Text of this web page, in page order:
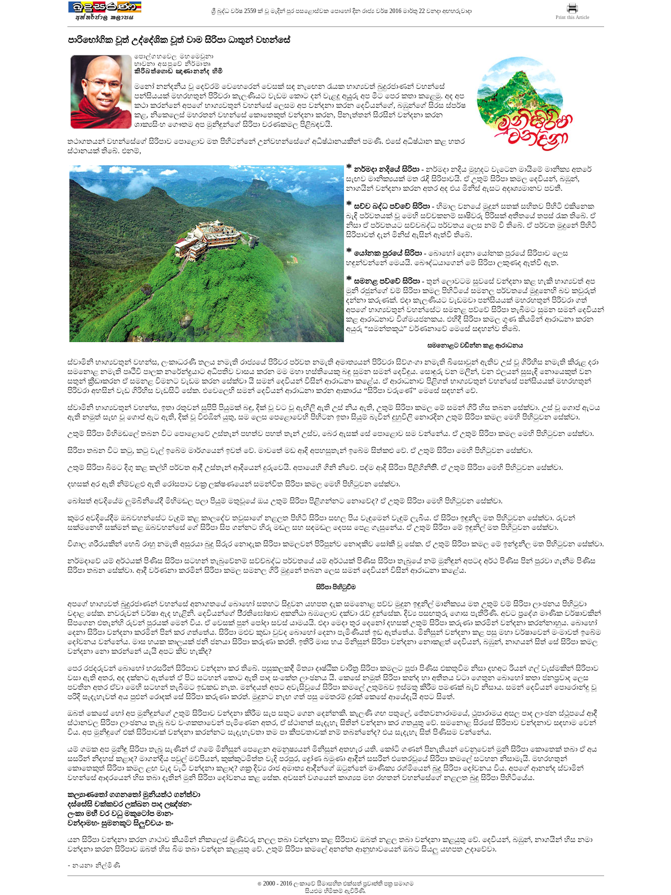
ශ්‍රී බුද්ධ වර්ෂ 2559 ක් වූ මැදින් පුර පසළොස්වක පොහෝ දින රාජ්‍ය වර්ෂ 2016 මාර්තු 22 වනදා අඟහරුවාදා
Print this Article
පාරිභෝගික වූත් උද්දේශික වූත් වාම සිරිපා ධාතුන් වහන්සේ
පොල්ගහවෙල මහමෙවුනා
භාවනා අසපුවේ නිර්මාතෘ
කිරිබත්ගොඩ ඤාණානන්ද හිමි
මනෝ නන්දනීය වූ දෙව්රම් වෙහෙරෙන් වෙසක් සඳ නැඟෙන රැයක භාග්‍යවත් බුදුරජාණන් වහන්සේ
පන්සියයක් මහරහතුන් පිරිවරා කැලණියට වැඩම කොට දන් වැළදූ අයුූරු අප මීට පෙර කතා කළෙමු. අද අප
කථා කරන්නේ අපගේ භාග්‍යවතුන් වහන්සේ ලෙසම අප වන්දනා කරන දෙවියන්ගේ, බඹුන්ගේ සිරස ස්පර්ෂ
කළ, නිකෙලෙස් මහරතන් වහන්සේ කොතෙකුත් වන්දනා කරන, පිනැත්තන් සිරසින් වන්දනා කරන
ශාක්‍යසිංහ ගෞතම අප මුනිඳුන්ගේ සිරිපා චරණකමල පිළිබඳවයි.
තථාගතයන් වහන්සේගේ සිරිපාව පොළොව මත පිහිටන්නේ උන්වහන්සේගේ අධිෂ්ඨානයකින් පමණි. එසේ අධිෂ්ඨාන කළ හතර
ස්ථානයක් තිබේ. එනම්,
* නර්මදා නදියේ සිරිපා -නර්මදා නදිය මුහුදට වැටෙන මායිමේ මානික්‍ය අතරේ
සැඟව මානික්‍යයක් මත රැඳි සිරිපාවයි. ඒ උතුම් සිරිපා කමල දෙවියන්, බඹුන්,
නාගයින් වන්දනා කරන අතර අද එය මිනිස් ඇසට අදෘශ්‍යමානව පවතී.
* සච්ච බද්ධ පව්වේ සිරිපා -හිමාල වනයේ මුදුන් සතක් සහිතව පිහිටි එකිනෙක
බැඳි පර්වතයක් වූ මෙහි සච්චකනම් සෘෂිවරු පිරිසක් අතීතයේ තපස් රැක තිබේ. ඒ
නිසා ඒ පර්වතයට සච්චබද්ධ පර්වතය ලෙස නම් වී තිබේ. ඒ පර්වත මුදුනේ පිහිටි
සිරිපාවත් දැන් මිනිස් ඇසින් ඈත්වී තිබේ.
* යෝනක පුරයේ සිරිපා -බොහෝ දෙනා යෝනක පුරයේ සිරිපාව ලෙස
හඳුන්වන්නේ මෙයයි. බෞද්ධයාගෙන් මේ සිරිපා ලකුණද ඈත්වී ඇත.
* සමනළ පව්වේ සිරිපා -තුන් ලොවටම සුවසේ වන්දනා කළ හැකි භාග්‍යවත් අප
මුනි රජුන්ගේ වම් සිරිපා කමල පිහිටියේ සමනල පර්වතයේ මුදුනෙහි බව කවුරුත්
දන්නා කරුණක්. එදා කැලණියට වැඩමවා පන්සියයක් මහරහතුන් පිරිවරා ගත්
අපගේ භාග්‍යවතුන් වහන්සේට සමනළ පව්වේ සිරිපා තැබීමට සුමන සමන් දෙවියන්
කළ ආරාධනාව විශ්මයජනකය. එහිදී සිරිපා කමල ගුණ කියමින් ආරාධනා කරන
අයුරු “සමන්තකූඨ” වර්ණනාවේ මෙසේ සඳහන්ව තිබේ.
සමනොළට වඩින්න කළ ආරාධනය
ස්වාමිනි භාග්‍යවතුන් වහන්ස, ලංකාධරණී තලය නමැති රාජ්‍යයේ පිරිවර පර්වත නමැති අමාත්‍යයන් පිරිවරා සිව්ගංගා නමැති බිසොවුන් ඇතිව උස් වූ ගිරිහිස නමැති කිරුළ දරා
සමනොළ නමැති පෘථිවි පාලක නරේන්ද්‍රයාට අධිපතිව වාසය කරන මම මහා හස්තියෙකු බඳු සුමන සමන් දෙවිඳුය. සොඳුරු වන මලින්, වන ඵලයන් සුසැඳි නොයෙකුත් වන
සතුන් ක්‍රීඩාකරන ඒ සමනළ විමනට වැඩම කරන සේක්වා යි සමන් දෙවියන් විසින් ආරාධනා කළේය. ඒ ආරාධනාව පිළිගත් භාග්‍යවතුන් වහන්සේ පන්සියයක් මහරහතුන්
පිරිවරා අහසින් වැඩ ගිරිහිස වැඩසිටි සේක. එවෙලෙහි සමන් දෙවියන් ආරාධනා කරන ආකාරය “සිරිපා වරුණේ” මෙසේ සඳහන් වේ.
ස්වාමිනි භාග්‍යවතුන් වහන්ස, ඉතා රතුවන් සුපිපි පියුමක් බඳු, දික් වූ වට වූ ඇඟිලි ඇති උස් නිය ඇති, උතුම් සිරිපා කමල මේ සමන් ගිරි හිස තබන සේක්වා. උස් වූ ගොප් ඇටය
ඇති නමුත් සැඟ වූ ගොප් ඇට ඇති, දික් වූ විළුඹින් යුතු, සම ලෙස පෙළොවෙහි පිහිටන ඉතා සියුම් බැවින් දුහුවිලි නොරදින උතුම් සිරිපා කමල මෙහි පිහිටුවන සේක්වා.
උතුම් සිරිපා මිහිමඬලේ තබන විට පොළොවේ උස්තැන් පහත්ව පහත් තැන් උස්ව, බෙර ඇසක් සේ පොළොව සම වන්නේය. ඒ උතුම් සිරිපා කමල මෙහි පිහිටුවන සේක්වා.
සිරිපා තබන විට කටු, කටු වැල් ඉබේම මාර්ගයෙන් ඉවත් වේ. මාවතේ මඩ ආදි අපහසුතැන් ඉබේම සිත්කළු වේ. ඒ උතුම් සිරිපා මෙහි පිහිටුවන සේක්වා.
උතුම් සිරිපා බිමට දිගු කළ කල්හි පර්වත ආදී උස්තැන් ආදියෙන් දුරුවෙයි. අපායෙහි ගිනි නිවේ. පද්ම ආදි සිරිපා පිළිගිනිතිි. ඒ උතුම් සිරිපා මෙහි පිහිටුවන සේක්වා.
දහසක් අර ඇති නිම්වළළු ඇති රෝසපාට චක්‍ර ලක්ෂණයෙන් සමන්විත සිරිපා කමල මෙහි පිහිටුවන සේක්වා.
බෝසත් අවදියේම ලුම්බිනියේදී මිහිමඬල පලා පියුම් මතුවූයේ ඔය උතුම් සිරිපා පිළිගන්නට නොවේද? ඒ උතුම් සිරිපා මෙහි පිහිටුවන සේක්වා.
කුමර අවදියේදීම ඔබවහන්සේට වැඳුම් කළ කාලදේව තවුසාගේ නළලත පිහිටි සිරිපා සඟල පිය වැඳුමෙන් වැඳුම් ලැබීය. ඒ සිරිපා ඉඳුනිල මත පිහිටුවන සේක්වා. රුවන්
සක්මනෙහි සක්මන් කළ ඔබවහන්සේ ගේ සිරිපා සිප ගන්නට හිරු මඬල සහ සඳමඬල දෙපස පෙළ ගැසුනේය. ඒ උතුම් සිරිපා මේ ඉඳුනිල් මත පිහිටුවන සේක්වා.
විශාල ශරීරයකින් හෙබි රාහු නමැති අසුරයා බුදු සිරුර නොදැක සිරිපා කමලවන් පිරිපුන්ව නොදකිව සෝකී වූ සේක. ඒ උතුම් සිරිපා කමල මේ ඉන්ද්‍රනීල මත පිහිටුවන සේක්වා.
නර්මදාවේ යම් අර්ථයක් පිණිස සිරිපා සටහන් තැබුවේනම් සව්ච්බද්ධ පර්වතයේ යම් අර්ථයක් පිණිස සිරිපා තැබුයේ නම් මුනිඳුන් අපටද අර්ථ පිණිස පින් පුරවා ගැනීම පිණිස
සිරිපා තබන සේක්වා. ආදී වර්ණනා කරමින් සිරිපා කමල සමනල ගිරි මුදුනේ තබන ලෙස සමන් දෙවියන් විසින් ආරාධනා කළේය.
සිරිපා පිහිටුවීම
අපගේ භාග්‍යවත් බුදුුරජාණන් වහන්සේ අනාගතයේ බොහෝ සතහට සිදුවන යහපත දැක සමනොළ පව්ව මුදුන ඉඳුනිල් මානික්‍යය මත උතුම් වම් සිරිපා ලාංඡනය පිහිටුවා
වදාළ සේක. නවරුවන් වර්ෂා ඇද හැළිනි. දෙවියන්ගේ පී‍්‍රතිඝෝෂාව අකනිඨා බඹලොව දක්වා රැව් දුන්සේක. දිව්‍ය පසඟතුරු ගොස පැතිරිණි. අවට ප්‍රදේශ මාණික වර්ෂාවකින්
සිපගෙන එතැන්හි රුවන් පුරයක් මෙන් විය. ඒ වෙසක් පුන් පෝදා සවස් යාමයයි. එදා මෙදා තුර දෙනෝ දහසක් උතුම් සිරිපා කරුණා කරමින් වන්දනා කරන්නාහුය. බොහෝ
දෙනා සිරිපා වන්දනා කරමින් පින් කර ගත්තේය. සිරිපා මළුව කුඩා වුවද බොහෝ දෙනා පැමිණියත් ඉඩ ඇත්තේය. මිනිසුන් වන්දනා කළ පසු මහා වර්ෂාවෙන් මංමාවත් ඉබේම
දෝවනය වන්නේය. මාස හයක කාලයක් ජනී ජනයා සිරිපා කරුණා කරති. ඉතිරි මාස හය මිනිසුන් සිරිපා වන්දනා නොකළත් දෙවියන්, බඹුන්, නාගයන් සිත් සේ සිරිපා කමල
වන්දනා නො කරන්නේ යැයි අපට කිව හැකිද?
පෙර රජදරුවන් බොහෝ හරසරින් සිරිපාව වන්දනා කර තිබේ. පසුකලකදී මිත්‍යා දෘෂ්ඨික චාරිත්‍ර සිරිපා කමලට පූජා පිණිස එකතුවීම නිසා දහඅට රියන් ගල් වැස්මකින් සිරිපාව
වසා ඇති අතර, අද දක්නට ඇත්තේ ඒ පිට සටහන් කොට ඇති පාද සංකේත ලාංඡනය යි. කෙසේ නමුත් සිරිපා කන්ද හා අතීතය වටා ගෙතුන බොහෝ කතා ජනප්‍රවාද ලෙස
පවතින අතර ඒවා මෙහි සටහන් තැබීමට ඉඩකඩ නැත. මන්දයත් අපට අවැසිවූයේ සිරිපා කමලේ උතුම්බව ඉස්මතු කිරීම පමණක් බැව් නිසාය. සමන් දෙවියන් පොරොන්දු වූ
පරිදි සැදැහැවත් අය පුළුන් රොදක් සේ සිරිපා කරුණා කරත්. මුදුනට නැඟ ගත් පසු මෙතරම් දුරක් කෙසේ ආයේදැයි අපට සිතේ.
ඔබත් කෙසේ හෝ අප මුනිඳුන්ගේ උතුම් සිරිපාව වන්දනා කිරීම සැප සතුට ගෙන දෙන්නකි. කැලණි ගඟ පතුලේ, ජේතවනාරාමයේ, ථූපාරාමය අසල පාද ලාංඡන ස්ථූපයේ ආදී
ස්ථානවල සිරිපා ලාංඡනය තැබූ බව වංශකතාවෙන් පැමිණෙන අතර, ඒ ස්ථානත් සැදැහැ සිතින් වන්දනා කර ගතයුතු වේ. සමනොළ සිරසේ සිරිපාව වන්දනාව සඳහාම වෙන්
විය. අප මුනිඳුගේ එක් සිරිපාවක් වන්දනා කරන්නට සැදැහැවතා තම පා කීපවතාවක් නම් තබන්නේද? එය සැදැහැ සිත් පිණිසම වන්නේය.
යම් ගමක අප මුනිඳු සිරිපා තැබූ සැණින් ඒ ගමේ මිනිසුන් පෙළෙන අමනුෂ්‍යයන් මිනිසුන් අතහැර යති. කෝටි ගණන් පිනැතියන් වෙනුවෙන් මුනි සිරිපා කොතෙක් තබා ඒ අය
සසරින් නිදහස් කළාද? මාගන්දිය පවුල් මව්පියන්, කුක්කුටමිත්ත වැදි පරපුර, ද්‍රෝණ බමුණා ආදීන් සසරින් එතෙරවූයේ සිරිපා කමලේ සටහන නිසාමැයි. මහරහතුන්
කොතෙකුත් සිරිපා කමල ළඟ වැද වැටී වන්දනා කළාද? ශක්‍ර දිව්‍ය රාජ අමාත්‍ය ආදීන්ගේ ඔටුන්නේ මාණික්‍ය රශ්මියෙන් බුදු සිරිපා දෝවනය විය. අපගේ ආනන්ද ස්වාමින්
වහන්සේ ආදරයෙන් හිස තබා දෑතින් මුනි සිරිපා දෝවනය කළ සේක. අවසන් වශයෙන් කාශ්‍යප මහ රහතන් වහන්සේගේ නළලත බුදු සිරිපා පිහිටියේය.
කල්‍යාණතෝ ගගනතෝ මුනියත්ථ ගන්ත්වා
දස්සේසි චක්කවර ලක්ඛන පාද ලඤ්ඡනං
ලංකා මහී වර වධු මකුටෝප මානං
වන්දාමහං සුමනකූට සිලුච්චයං තං
යන සිරිපා වන්දනා කරන ගාථාව කියමින් නිකලෙස් මුණිවරු නලල තබා වන්දනා කළ සිරිපාව ඔබත් නළල තබා වන්දනා කළයුතු වේ. දෙවියන්, බඹුන්, නාගයින් හිස නමා
වන්දනා කරන සිරිපාව ඔබත් හිස බිම තබා වන්දන කළයුතු වේ. උතුම් සිරිපා කමලේ අනන්ත ආනුභාවයෙන් ඔබට සියලු යහපත උදාවේවා.
- නයනා නිල්මිණි
©2000 - 2016 ලංකාවේ සීමාසහිත එක්සත් ප‍්‍රවෘත්ති පත්‍ර සමාගම
සියළුම හිමිකම් ඇවිරිණි.